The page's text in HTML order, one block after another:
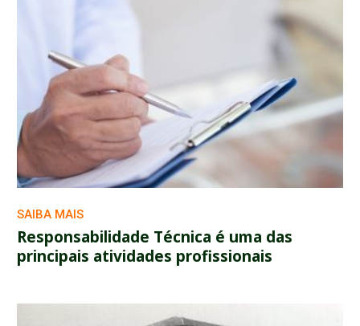
SAIBA MAIS
Responsabilidade Técnica é uma das
principais atividades profissionais